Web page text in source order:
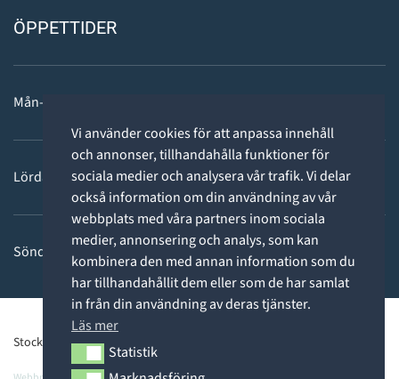
Vi använder cookies för att anpassa innehåll
och annonser, tillhandahålla funktioner för
sociala medier och analysera vår trafik. Vi delar
också information om din användning av vår
webbplats med våra partners inom sociala
medier, annonsering och analys, som kan
kombinera den med annan information som du
har tillhandahållit dem eller som de har samlat
in från din användning av deras tjänster.
Läs mer
Statistik
Statistik
ÖPPETTIDER
Mån-fre: 11 - 18
Lördag: 11-15
Söndag: STÄNGT
Stockholms Dykcenter ©2026 -